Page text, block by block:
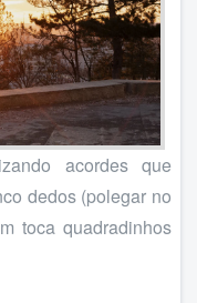
acordes que
dedos (polegar no
toca quadradinhos